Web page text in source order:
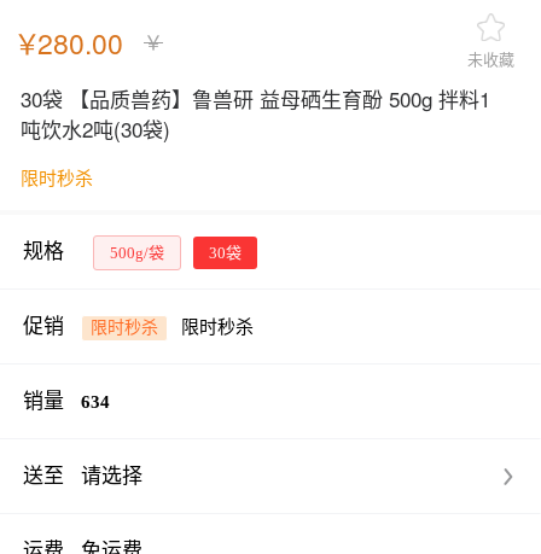
￥280.00 ￥
未收藏
30袋 【品质兽药】鲁兽研 益母硒生育酚 500g 拌料1
吨饮水2吨(30袋)
限时秒杀
规格 500g/袋 30袋
促销 限时秒杀 限时秒杀
销量 634
送至 请选择